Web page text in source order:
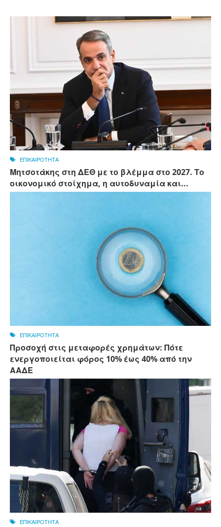
ΕΠΙΚΑΙΡΟΤΗΤΑ
Μητσοτάκης στη ΔΕΘ με το βλέμμα στο 2027. Το
οικονομικό στοίχημα, η αυτοδυναμία και...
ΕΠΙΚΑΙΡΟΤΗΤΑ
Προσοχή στις μεταφορές χρημάτων: Πότε
ενεργοποιείται φόρος 10% έως 40% από την
ΑΑΔΕ
ΕΠΙΚΑΙΡΟΤΗΤΑ